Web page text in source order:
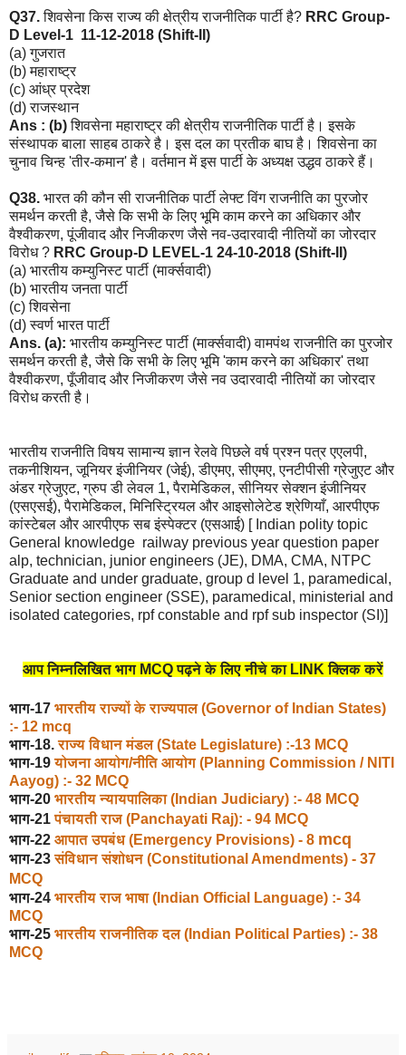
Q37.शिवसेना किस राज्य की क्षेत्रीय राजनीतिक पार्टी है? RRC Group-
D Level-1 11-12-2018 (Shift-II)
(a) गुजरात
(b) महाराष्ट्र
(c) आंध्र प्रदेश
(d) राजस्थान
Ans : (b)शिवसेना महाराष्ट्र की क्षेत्रीय राजनीतिक पार्टी है। इसके
संस्थापक बाला साहब ठाकरे है। इस दल का प्रतीक बाघ है। शिवसेना का
चुनाव चिन्ह 'तीर-कमान' है। वर्तमान में इस पार्टी के अध्यक्ष उद्धव ठाकरे हैं।
Q38. भारत की कौन सी राजनीतिक पार्टी लेफ्ट विंग राजनीति का पुरजोर
समर्थन करती है, जैसे कि सभी के लिए भूमि काम करने का अधिकार और
वैश्वीकरण, पूंजीवाद और निजीकरण जैसे नव-उदारवादी नीतियों का जोरदार
विरोध ? RRC Group-D LEVEL-1 24-10-2018 (Shift-II)
(a) भारतीय कम्युनिस्ट पार्टी (मार्क्सवादी)
(b) भारतीय जनता पार्टी
(c) शिवसेना
(d) स्वर्ण भारत पार्टी
Ans. (a): भारतीय कम्युनिस्ट पार्टी (मार्क्सवादी) वामपंथ राजनीति का पुरजोर
समर्थन करती है, जैसे कि सभी के लिए भूमि 'काम करने का अधिकार' तथा
वैश्वीकरण, पूँजीवाद और निजीकरण जैसे नव उदारवादी नीतियों का जोरदार
विरोध करती है।
भारतीय राजनीति विषय सामान्य ज्ञान रेलवे पिछले वर्ष प्रश्न पत्र एएलपी,
तकनीशियन, जूनियर इंजीनियर (जेई), डीएमए, सीएमए, एनटीपीसी ग्रेजुएट और
अंडर ग्रेजुएट, ग्रुप डी लेवल 1, पैरामेडिकल, सीनियर सेक्शन इंजीनियर
(एसएसई), पैरामेडिकल, मिनिस्ट्रियल और आइसोलेटेड श्रेणियाँ, आरपीएफ
कांस्टेबल और आरपीएफ सब इंस्पेक्टर (एसआई) [ Indian polity topic
General knowledge railway previous year question paper
alp, technician, junior engineers (JE), DMA, CMA, NTPC
Graduate and under graduate, group d level 1, paramedical,
Senior section engineer (SSE), paramedical, ministerial and
isolated categories, rpf constable and rpf sub inspector (SI)]
आप निम्नलिखित भाग MCQ पढ़ने के लिए नीचे का LINK क्लिक करें
भाग-17 भारतीय राज्यों के राज्यपाल (Governor of Indian States)
:- 12 mcq
भाग-18.राज्य विधान मंडल (State Legislature) :-13 MCQ
भाग-19योजना आयोग/नीति आयोग (Planning Commission / NITI
Aayog) :- 32 MCQ
भाग-20 भारतीय न्यायपालिका (Indian Judiciary) :- 48 MCQ
भाग-21पंचायती राज (Panchayati Raj): - 94 MCQ
भाग-22 आपात उपबंध (Emergency Provisions) - 8 mcq
भाग-23संविधान संशोधन (Constitutional Amendments) - 37
MCQ
भाग-24 भारतीय राज भाषा (Indian Official Language) :- 34
MCQ
भाग-25 भारतीय राजनीतिक दल (Indian Political Parties) :- 38
MCQ